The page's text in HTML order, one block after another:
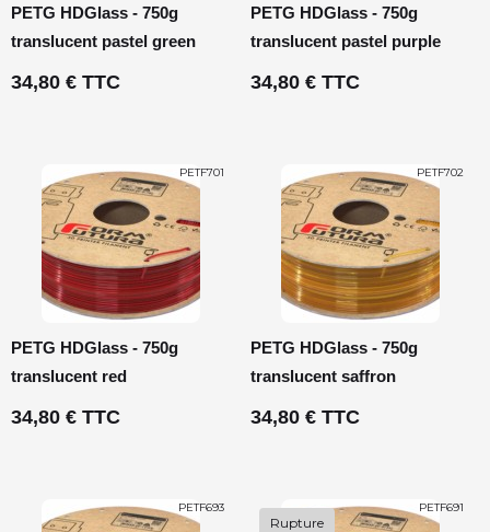
PETG HDGlass - 750g
translucent pastel green
34,80 € TTC
PETG HDGlass - 750g
translucent pastel purple
34,80 € TTC
PETF701
PETG HDGlass - 750g
translucent red
34,80 € TTC
PETF702
PETG HDGlass - 750g
translucent saffron
34,80 € TTC
PETF693
Rupture
PETF691